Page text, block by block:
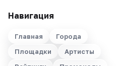
Навигация
Главная
Города
Площадки
Артисты